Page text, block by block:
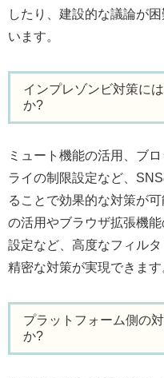
したり、建設的な議論が
います。
インプレゾンビ対策に
か?
ミュート機能の活用、ブ
ライの制限設定など、
ることで効果的な対策が
の活用やブラウザ拡張機
設定など、高度なフィル
精密な対策が実現できます
プラットフォーム側の
か?